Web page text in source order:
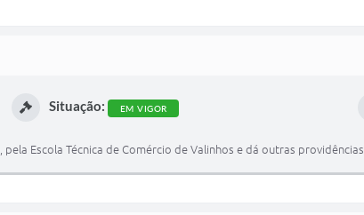
Situação: EM VIGOR
Escola Técnica de Comércio de Valinhos e dá outras providências.